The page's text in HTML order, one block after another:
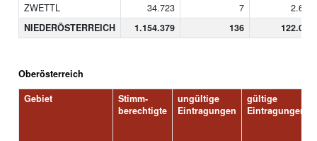
ZWETTL
34.723 7
2.600
NIEDERÖSTERREICH
1.154.379 136 122.061
Oberösterreich
Gebiet
Stimm-
berechtigte
ungültige
Eintragungen
gültige
Eintragungen